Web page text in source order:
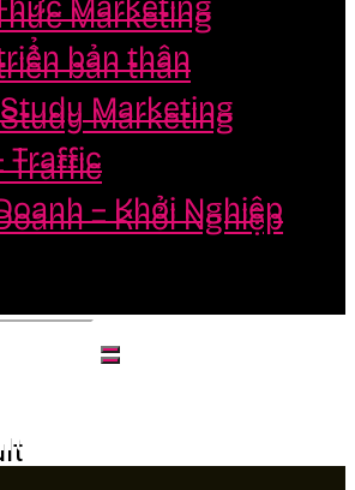
Marketing
bản thân
Marketing
Traffic
– Khởi Nghiệp
Marketing
bản thân
Marketing
Traffic
– Khởi Nghiệp